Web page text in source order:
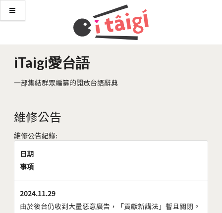
iTaigi愛台語
一部集結群眾編纂的開放台語辭典
維修公告
維修公告紀錄:
日期
事項
2024.11.29
由於後台仍收到大量惡意廣告，「貢獻新講法」暫且關閉。